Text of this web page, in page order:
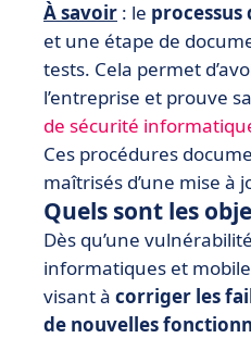
À savoir : le
et une étape de
tests. Cela permet
l’entreprise et prouve
de sécurité
Ces procédures
maîtrisés d’une mise à
Quels sont les
Dès qu’une
informatiques et
visant à corriger les
de nouvelles